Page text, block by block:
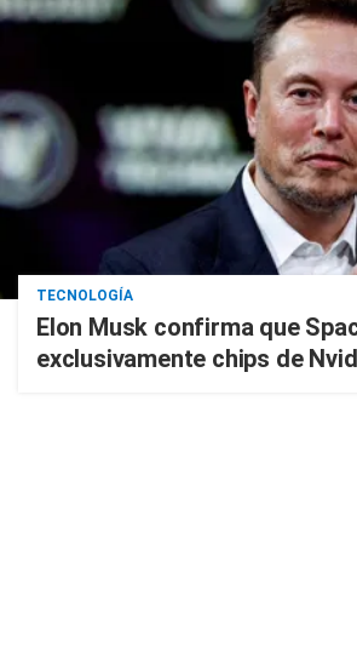
TECNOLOGÍA
Elon Musk confirma que
exclusivamente chips de